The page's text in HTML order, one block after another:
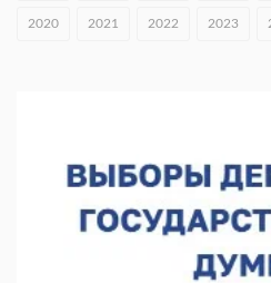
06.08.2026 15:26
Видели ночь, бежали всю
набережной прошел
2020 2021 2022 2023